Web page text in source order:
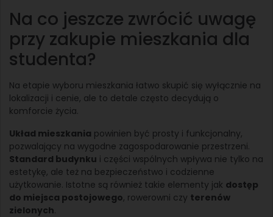
Na co jeszcze zwrócić uwagę
przy zakupie mieszkania dla
studenta?
Na etapie wyboru mieszkania łatwo skupić się wyłącznie na
lokalizacji i cenie, ale to detale często decydują o
komforcie życia.
Układ mieszkania powinien być prosty i funkcjonalny,
pozwalający na wygodne zagospodarowanie przestrzeni.
Standard budynku i części wspólnych wpływa nie tylko na
estetykę, ale też na bezpieczeństwo i codzienne
użytkowanie. Istotne są również takie elementy jak dostęp
do miejsca postojowego, rowerowni czy terenów
zielonych.